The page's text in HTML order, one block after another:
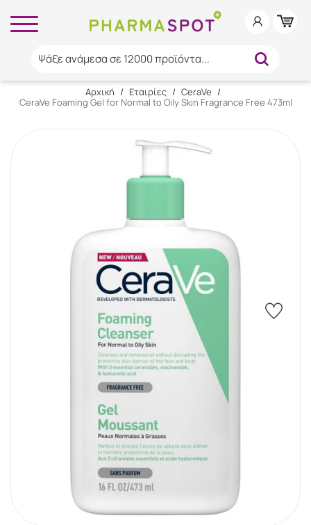
Ψάξε ανάμεσα σε 12000 προϊόντα...
Αρχική / Εταιρίες / CeraVe /
CeraVe Foaming Gel for Normal to Oily Skin Fragrance Free 473ml